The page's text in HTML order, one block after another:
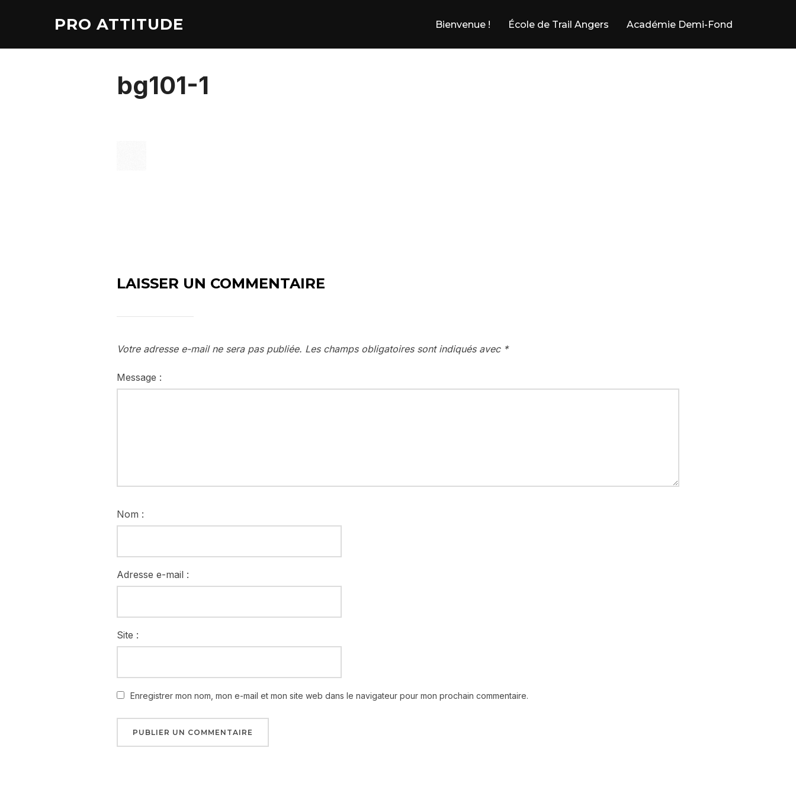
PRO ATTITUDE Bienvenue ! École de Trail Angers Académie Demi-Fond
bg101-1
LAISSER UN COMMENTAIRE
Votre adresse e-mail ne sera pas publiée. Les champs obligatoires sont indiqués avec *
Message :
Nom :
Adresse e-mail :
Site :
Enregistrer mon nom, mon e-mail et mon site web dans le navigateur pour mon prochain commentaire.